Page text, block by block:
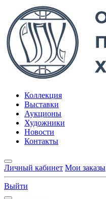
Коллекция
Выставки
Аукционы
Художники
Новости
Контакты
Личный кабинет Мои заказы
Выйти